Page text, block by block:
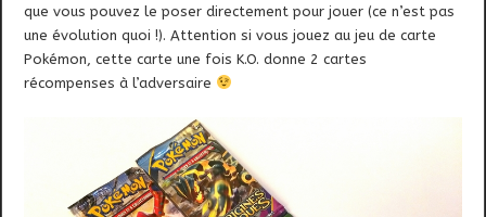
que vous pouvez le poser directement pour jouer (ce n’est pas
une évolution quoi !). Attention si vous jouez au jeu de carte
Pokémon, cette carte une fois K.O. donne 2 cartes
récompenses à l’adversaire